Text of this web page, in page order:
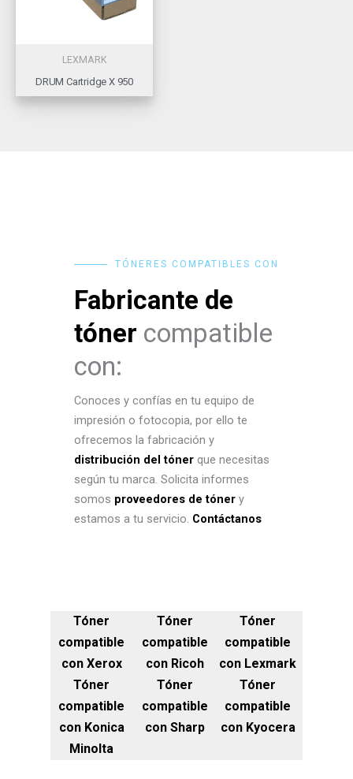
LEXMARK
DRUM Cartridge X 950
TÓNERES COMPATIBLES CON
Fabricante de
tóner compatible
con:
Conoces y confías en tu equipo de
impresión o fotocopia, por ello te
ofrecemos la fabricación y
distribución del tóner que necesitas
según tu marca. Solicita informes
somos proveedores de tóner y
estamos a tu servicio. Contáctanos
Tóner
compatible
con Xerox
Tóner
compatible
con Ricoh
Tóner
compatible
con Lexmark
Tóner
compatible
con Konica
Minolta
Tóner
compatible
con Sharp
Tóner
compatible
con Kyocera